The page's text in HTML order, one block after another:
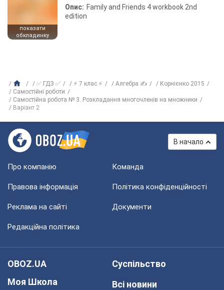
показати
обкладинку
Опис: Family and Friends 4 workbook 2nd
edition
✅ ГДЗ ✅ ⚡ 7 клас ⚡ Алгебра ✍
Корнієнко 2015
Самостійні роботи
Самостійна робота № 3. Розкладання многочленів на множники
Варіант 2
В начало
Про компанію Команда
Правова інформація Політика конфіденційності
Реклама на сайті Документи
Редакційна політика
OBOZ.UA
Моя Школа
Суспільство
Всі новини